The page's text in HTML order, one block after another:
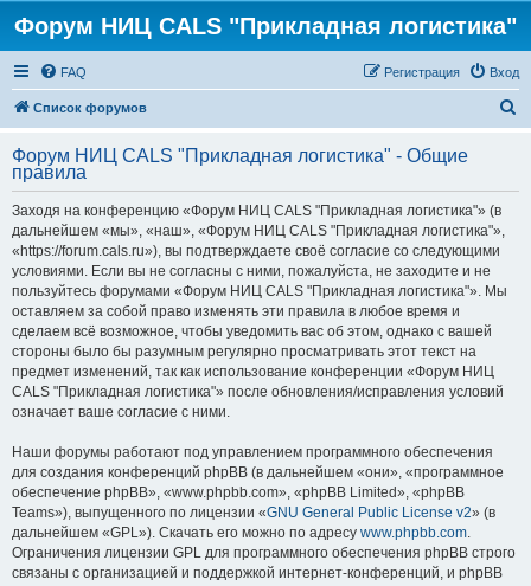
Форум НИЦ CALS "Прикладная логистика"
FAQ Вход
Регистрация
Список форумов
с
Форум НИЦ CALS "Прикладная логистика" - Общие
правила
Заходя на конференцию «Форум НИЦ CALS "Прикладная логистика"» (в
дальнейшем «мы», «наш», «Форум НИЦ CALS "Прикладная логистика"»,
«https://forum.cals.ru»), вы подтверждаете своё согласие со следующими
условиями. Если вы не согласны с ними, пожалуйста, не заходите и не
пользуйтесь форумами «Форум НИЦ CALS "Прикладная логистика"». Мы
оставляем за собой право изменять эти правила в любое время и
сделаем всё возможное, чтобы уведомить вас об этом, однако с вашей
стороны было бы разумным регулярно просматривать этот текст на
предмет изменений, так как использование конференции «Форум НИЦ
CALS "Прикладная логистика"» после обновления/исправления условий
означает ваше согласие с ними.
Наши форумы работают под управлением программного обеспечения
для создания конференций phpBB (в дальнейшем «они», «программное
обеспечение phpBB», «www.phpbb.com», «phpBB Limited», «phpBB
Teams»), выпущенного по лицензии «GNU General Public License v2» (в
дальнейшем «GPL»). Скачать его можно по адресу www.phpbb.com.
Ограничения лицензии GPL для программного обеспечения phpBB строго
связаны с организацией и поддержкой интернет-конференций, и phpBB